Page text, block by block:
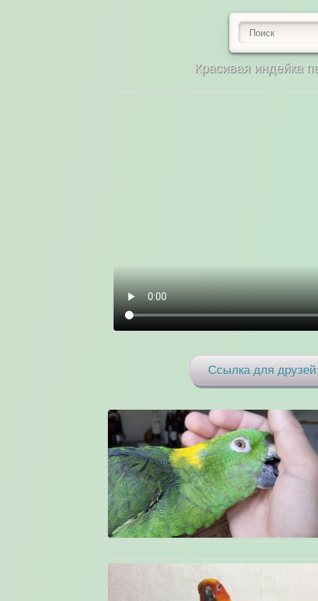
Красивая индейка
Ссылка для